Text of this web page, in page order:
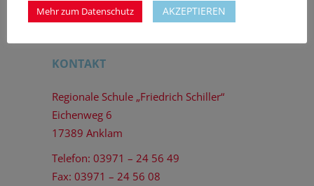
KONTAKT
Regionale Schule „Friedrich Schiller“
Eichenweg 6
17389 Anklam
Telefon: 03971 – 24 56 49
Fax: 03971 – 24 56 08
Mehr zum Datenschutz AKZEPTIEREN